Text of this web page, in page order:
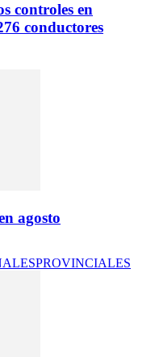
controles en
conductores
agosto
PROVINCIALES